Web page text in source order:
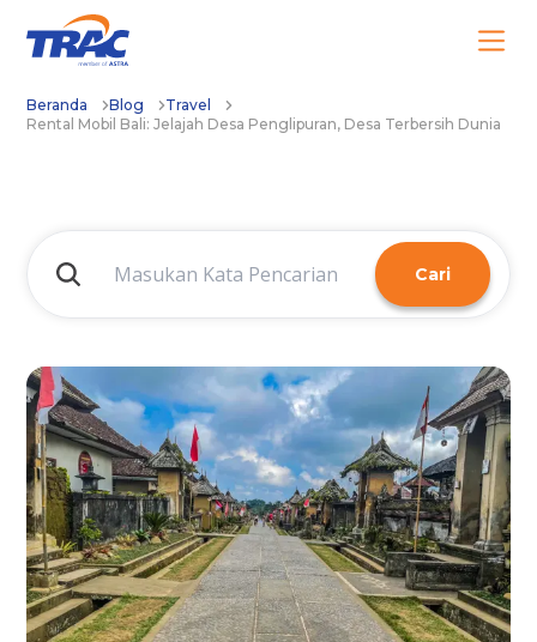
Beranda Blog
Travel
Rental Mobil Bali: Jelajah Desa Penglipuran, Desa Terbersih Dunia
Cari